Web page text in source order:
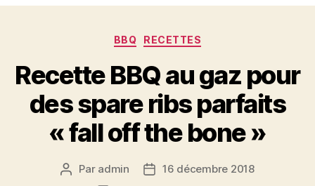
Catégories
BBQ RECETTES
Recette BBQ au gaz pour
des spare ribs parfaits
« fall off the bone »
Auteur
Par admin
Date16 décembre 2018